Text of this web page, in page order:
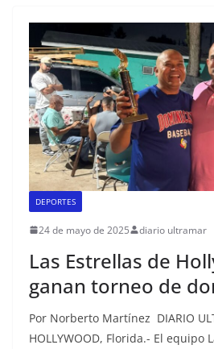
DEPORTES
24 de mayo de 2025 diario ultramar
Las Estrellas de
ganan torneo de
Por Norberto Martínez DIARIO
HOLLYWOOD, Florida.- El equipo